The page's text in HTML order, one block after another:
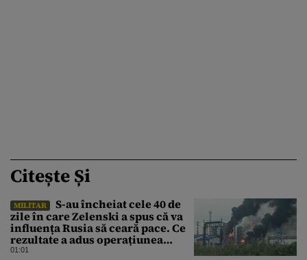
Citește Și
MILITAR
S-au încheiat cele 40 de
zile în care Zelenski a spus că va
influența Rusia să ceară pace. Ce
rezultate a adus operațiunea
Kievului
01:01